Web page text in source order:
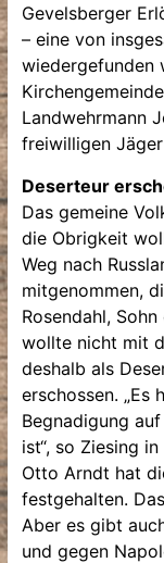
Gevelsberger
– eine von
wiedergefunden
Landwehrmann
freiwilligen
Deserteur
Das gemeine
die Obrigkeit
Weg nach
mitgenommen,
Rosendahl,
wollte nicht mit
deshalb als
erschossen. „Es
Begnadigung
ist“, so Ziesing
Otto Arndt hat
festgehalten.
Aber es gibt
und gegen